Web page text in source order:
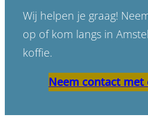
Wij helpen je graag!
op of kom langs in
koffie.
Neem contact met